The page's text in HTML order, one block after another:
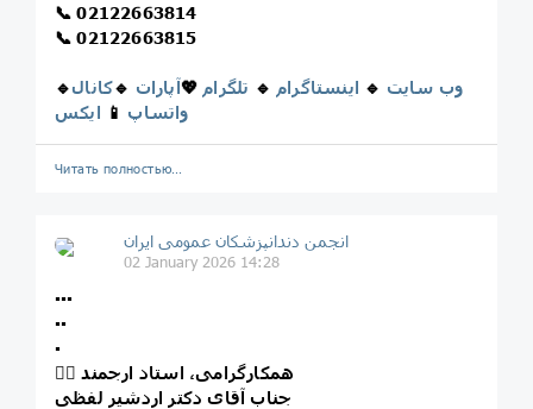
📞 02122663814
📞 02122663815
🔹 وب سایت 🔹 اینستاگرام 🔹 تلگرام 💖آپارات 🔹کانال
واتساپ 📱 ایکس
Читать полностью…
انجمن دندانپزشکان عمومی ایران
02 January 2026 14:28
▪️▪️▪️
▪️▪️
▪️
✍🏻 همکارگرامی، استاد ارجمند
جناب آقای دکتر اردشیر لفظی